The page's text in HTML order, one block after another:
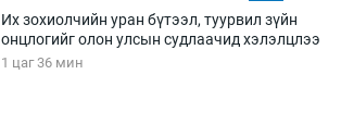
Их зохиолчийн уран бүтээл, туурвил зүйн
онцлогийг олон улсын судлаачид хэлэлцлээ
1 цаг 36 мин